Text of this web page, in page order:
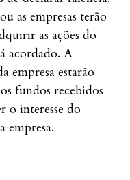
as empresas terão
as ações do
acordado. A
empresa estarão
fundos recebidos
o interesse do
empresa.